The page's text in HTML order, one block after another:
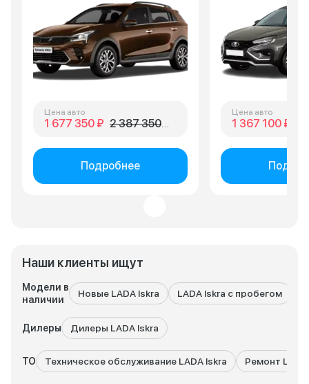
Наши клиенты ищут
Модели в
наличии
Новые LADA Iskra LADA Iskra с пробегом
Дилеры Дилеры LADA Iskra
ТО Техническое обслуживание LADA Iskra Ремонт
Цена авто
1 677 350 ₽ 2 387 350 ₽
Подробнее
Цена авто
1 367 100 ₽